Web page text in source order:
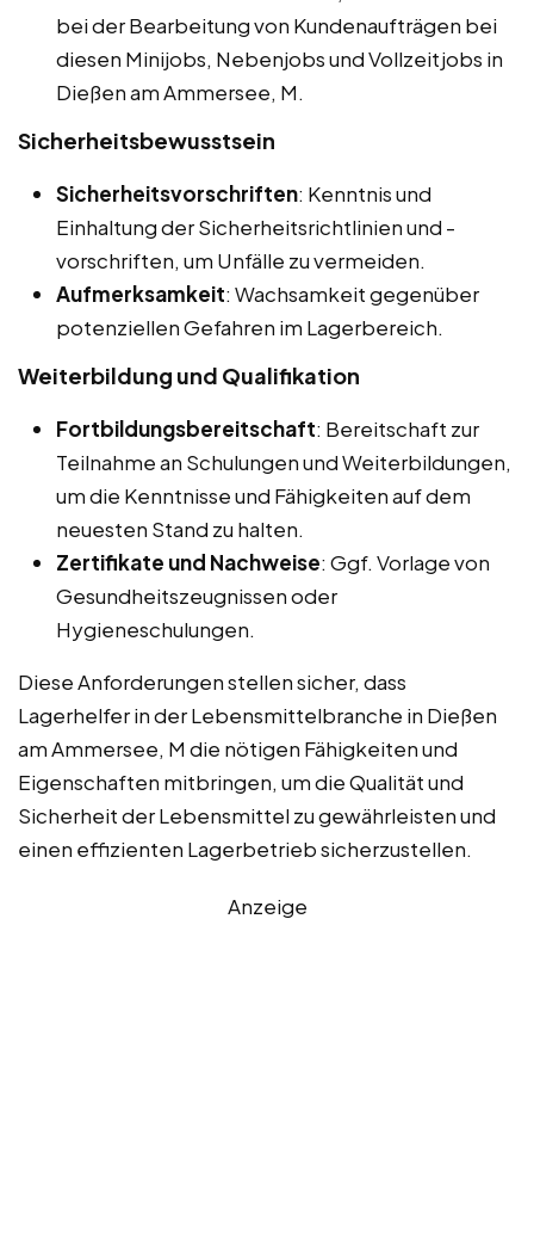
bei der Bearbeitung von Kundenaufträgen bei
diesen Minijobs, Nebenjobs und Vollzeitjobs in
Dießen am Ammersee, M.
Sicherheitsbewusstsein
Sicherheitsvorschriften: Kenntnis und
Einhaltung der Sicherheitsrichtlinien und -
vorschriften, um Unfälle zu vermeiden.
Aufmerksamkeit: Wachsamkeit gegenüber
potenziellen Gefahren im Lagerbereich.
Weiterbildung und Qualifikation
Fortbildungsbereitschaft: Bereitschaft zur
Teilnahme an Schulungen und Weiterbildungen,
um die Kenntnisse und Fähigkeiten auf dem
neuesten Stand zu halten.
Zertifikate und Nachweise: Ggf. Vorlage von
Gesundheitszeugnissen oder
Hygieneschulungen.
Diese Anforderungen stellen sicher, dass
Lagerhelfer in der Lebensmittelbranche in Dießen
am Ammersee, M die nötigen Fähigkeiten und
Eigenschaften mitbringen, um die Qualität und
Sicherheit der Lebensmittel zu gewährleisten und
einen effizienten Lagerbetrieb sicherzustellen.
Anzeige